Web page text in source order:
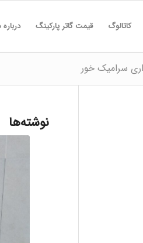
کاتالوگ قیمت گاتر پارکینگ درباره
سرامیک خور
نوشته‌ها